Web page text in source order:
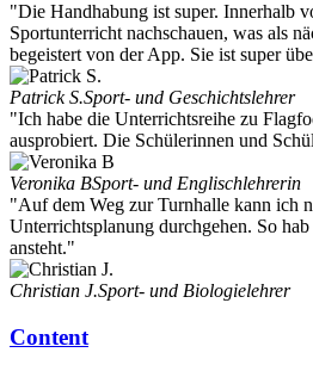
"Die Handhabung ist super. Innerhalb
Sportunterricht nachschauen, was als
begeistert von der App. Sie ist super
Patrick S.Sport- und Geschichtslehrer
"Ich habe die Unterrichtsreihe zu
ausprobiert. Die Schülerinnen und
Veronika BSport- und Englischlehrerin
"Auf dem Weg zur Turnhalle kann ich
Unterrichtsplanung durchgehen. So
ansteht."
Christian J.Sport- und Biologielehrer
Content